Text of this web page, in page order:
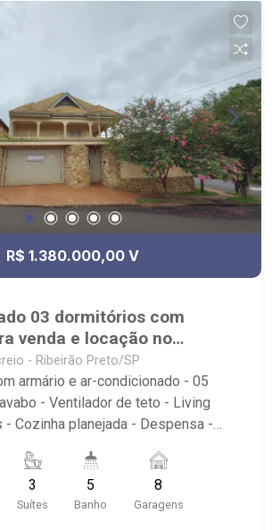
R$ 1.380.000,00 V
03 dormitórios com
venda e locação no
- Ribeirão Preto/SP
armário e ar-condicionado - 05
Vita et
da UNIP
3
Suítes
5
Banho
8
Garagens